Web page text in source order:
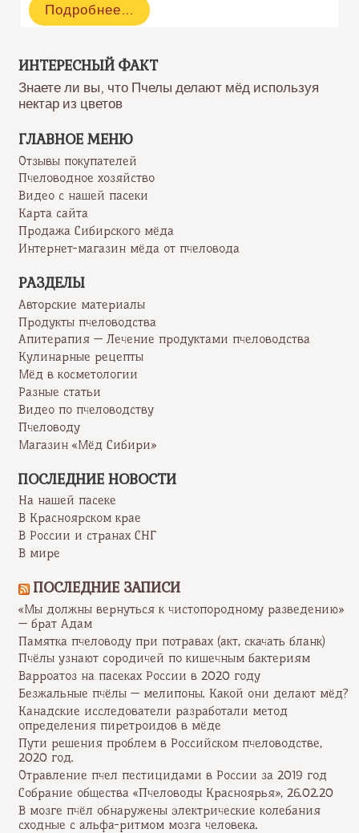
Прополис
задерживает
Подробнее…
ИНТЕРЕСНЫЙ ФАКТ
Знаете ли вы, что Пчелы делают мёд используя
нектар из цветов
ГЛАВНОЕ МЕНЮ
Отзывы покупателей
Пчеловодное хозяйство
Видео с нашей пасеки
Карта сайта
Продажа Сибирского мёда
Интернет-магазин мёда от пчеловода
РАЗДЕЛЫ
Авторские материалы
Продукты пчеловодства
Апитерапия — Лечение продуктами пчеловодства
Кулинарные рецепты
Мёд в косметологии
Разные статьи
Видео по пчеловодству
Пчеловоду
Магазин «Мёд Сибири»
ПОСЛЕДНИЕ НОВОСТИ
На нашей пасеке
В Красноярском крае
В России и странах СНГ
В мире
ПОСЛЕДНИЕ ЗАПИСИ
«Мы должны вернуться к чистопородному разведению»
— брат Адам
Памятка пчеловоду при потравах (акт, скачать бланк)
Пчёлы узнают сородичей по кишечным бактериям
Варроатоз на пасеках России в 2020 году
Безжальные пчёлы — мелипоны. Какой они делают мёд?
Канадские исследователи разработали метод
определения пиретроидов в мёде
Пути решения проблем в Российском пчеловодстве,
2020 год.
Отравление пчел пестицидами в России за 2019 год
Собрание общества «Пчеловоды Красноярья», 26.02.20
В мозге пчёл обнаружены электрические колебания
сходные с альфа-ритмом мозга человека.